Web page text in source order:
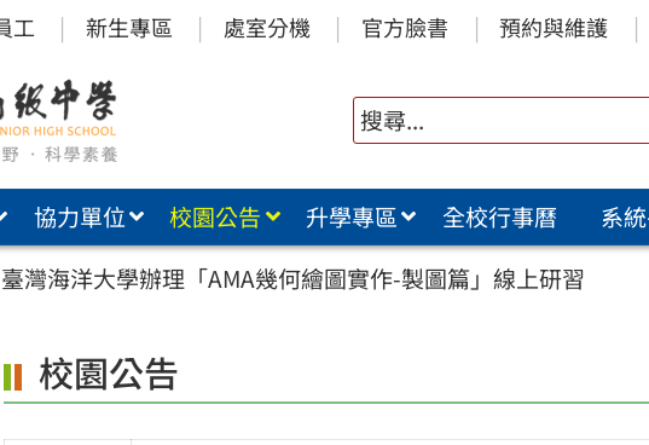
工 新生專區 處室分機 官方臉書 預約與維護
協力單位 校園公告 升學專區 全校行事曆
系
灣海洋大學辦理「AMA幾何繪圖實作-製圖篇」線上研習
校園公告